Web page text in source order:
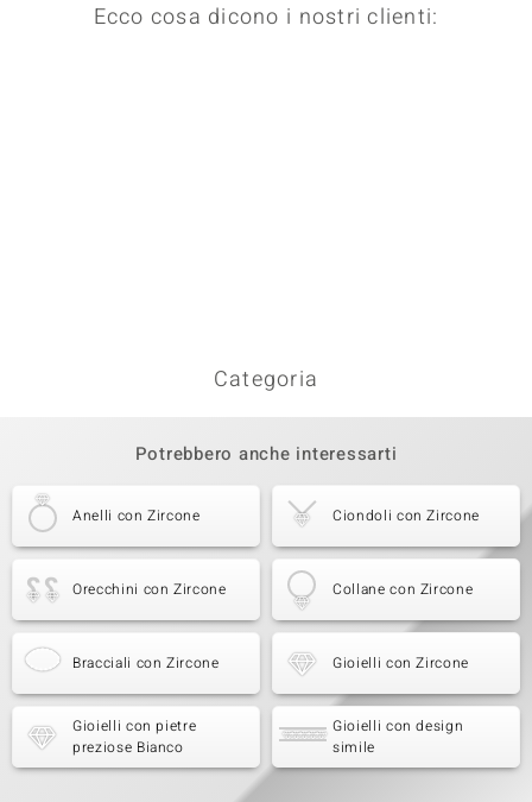
Ecco cosa dicono i nostri clienti:
Categoria
Potrebbero anche interessarti
Anelli con Zircone Ciondoli con Zircone
Orecchini con Zircone Collane con Zircone
Bracciali con Zircone Gioielli con Zircone
Gioielli con pietre
preziose Bianco
Gioielli con design
simile